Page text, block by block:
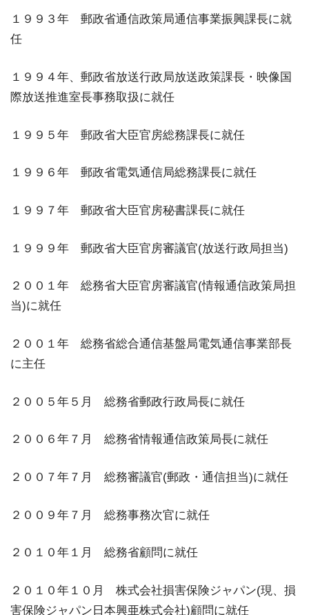
１９９３年 郵政省通信政策局通信事業振興課長に就
任
１９９４年、郵政省放送行政局放送政策課長・映像国
際放送推進室長事務取扱に就任
１９９５年 郵政省大臣官房総務課長に就任
１９９６年 郵政省電気通信局総務課長に就任
１９９７年 郵政省大臣官房秘書課長に就任
１９９９年 郵政省大臣官房審議官(放送行政局担当)
２００１年 総務省大臣官房審議官(情報通信政策局担
当)に就任
２００１年 総務省総合通信基盤局電気通信事業部長
に主任
２００５年５月 総務省郵政行政局長に就任
２００６年７月 総務省情報通信政策局長に就任
２００７年７月 総務審議官(郵政・通信担当)に就任
２００９年７月 総務事務次官に就任
２０１０年１月 総務省顧問に就任
２０１０年１０月 株式会社損害保険ジャパン(現、損
害保険ジャパン日本興亜株式会社)顧問に就任